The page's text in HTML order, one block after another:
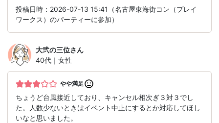
投稿日時：2026-07-13 15:41（名古屋東海街コン（プレイ
ワークス）のパーティーに参加）
大弐の三位さん
40代｜女性
やや満足
ちょうど台風接近しており、キャンセル相次ぎ３対３でし
た。人数少ないときはイベント中止にするとか対応してほし
いなと思いました。